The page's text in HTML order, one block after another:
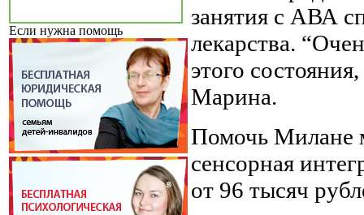
Если нужна помощь
занятия с АВА
лекарства.
этого
Марина.
Помочь Милане
сенсорная
от 96 тысяч